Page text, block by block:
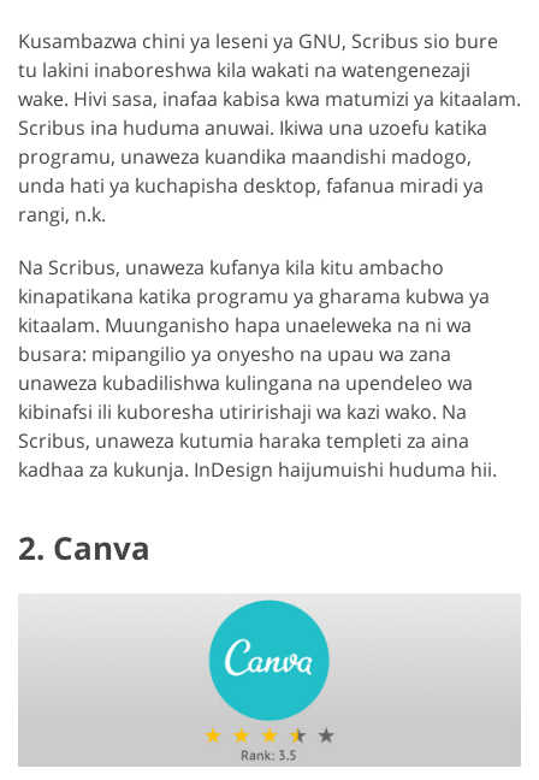
Kusambazwa chini ya leseni ya GNU, Scribus sio bure
tu lakini inaboreshwa kila wakati na watengenezaji
wake. Hivi sasa, inafaa kabisa kwa matumizi ya kitaalam.
Scribus ina huduma anuwai. Ikiwa una uzoefu katika
programu, unaweza kuandika maandishi madogo,
unda hati ya kuchapisha desktop, fafanua miradi ya
rangi, n.k.
Na Scribus, unaweza kufanya kila kitu ambacho
kinapatikana katika programu ya gharama kubwa ya
kitaalam. Muunganisho hapa unaeleweka na ni wa
busara: mipangilio ya onyesho na upau wa zana
unaweza kubadilishwa kulingana na upendeleo wa
kibinafsi ili kuboresha utiririshaji wa kazi wako. Na
Scribus, unaweza kutumia haraka templeti za aina
kadhaa za kukunja. InDesign haijumuishi huduma hii.
2. Canva